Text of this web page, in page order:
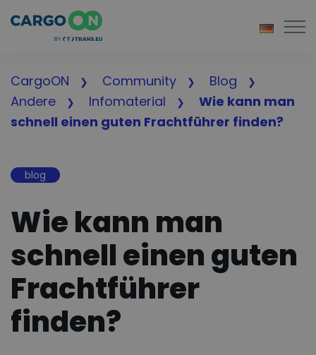
CargoON Community
Blog
Andere
Infomaterial
Wie kann man
schnell einen guten Frachtführer finden?
blog
Wie kann man
schnell einen guten
Frachtführer
finden?